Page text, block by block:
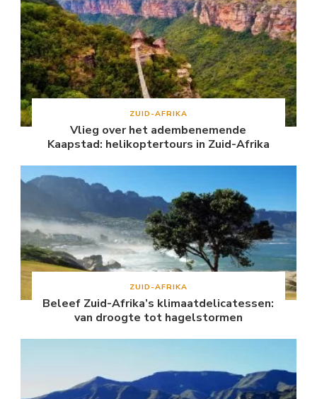
ZUID-AFRIKA
Vlieg over het adembenemende
Kaapstad: helikoptertours in Zuid-Afrika
ZUID-AFRIKA
Beleef Zuid-Afrika’s klimaatdelicatessen:
van droogte tot hagelstormen